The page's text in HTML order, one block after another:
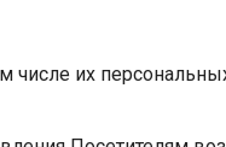
числе их